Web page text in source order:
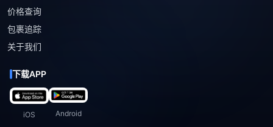
价格查询
包裹追踪
关于我们
下载APP
iOS Android